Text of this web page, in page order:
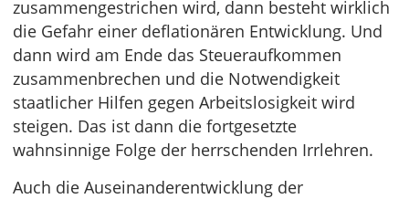
zusammengestrichen wird, dann besteht wirklich
die Gefahr einer deflationären Entwicklung. Und
dann wird am Ende das Steueraufkommen
zusammenbrechen und die Notwendigkeit
staatlicher Hilfen gegen Arbeitslosigkeit wird
steigen. Das ist dann die fortgesetzte
wahnsinnige Folge der herrschenden Irrlehren.
Auch die Auseinanderentwicklung der